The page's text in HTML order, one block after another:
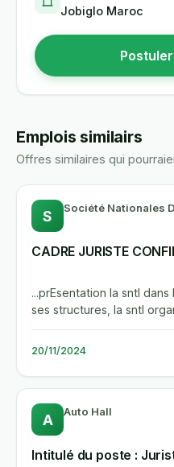
Jobiglo Maroc
Emplois similairs
Offres similaires qui
S
CADRE JURISTE
...prEsentation la sntl
ses structures, la sntl
recrutement...
20/11/2024
A Auto Hall
Intitulé du poste :